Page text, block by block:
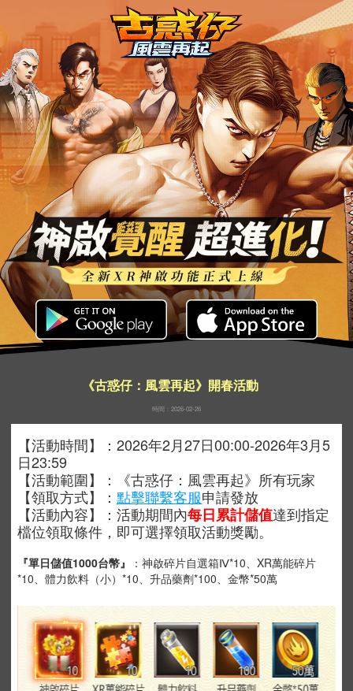
《古惑仔：風雲再起》開春活動
時間：2026-02-26
【活動時間】：2026年2月27日00:00-2026年3月5
日23:59
【活動範圍】：《古惑仔：風雲再起》所有玩家
【領取方式】：點擊聯繫客服申請發放
【活動內容】：活動期間內每日累計儲值達到指定
檔位領取條件，即可選擇領取活動獎勵。
『單日儲值1000台幣』
：神啟碎片自選箱Ⅳ*10、XR萬能碎片
*10、體力飲料（小）*10、升品藥劑*100、金幣*50萬